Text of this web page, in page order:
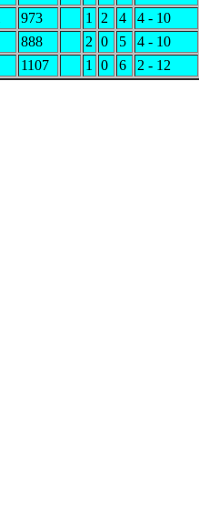
973 1 2 4
4 - 10
888 2 0 5
4 - 10
1107 1 0 6 2 - 12